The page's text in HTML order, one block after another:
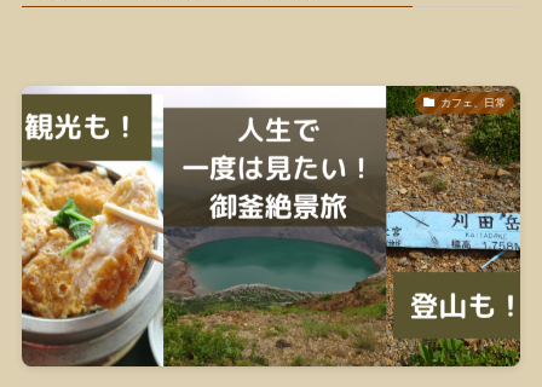
カフェ、日常